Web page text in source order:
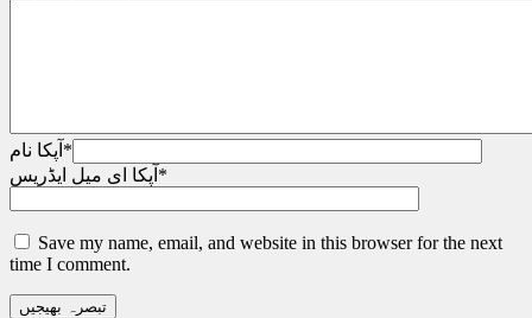
آپکا نام *
آپکا ای میل ایڈریس *
Save my name, email, and website in this browser for the next
time I comment.